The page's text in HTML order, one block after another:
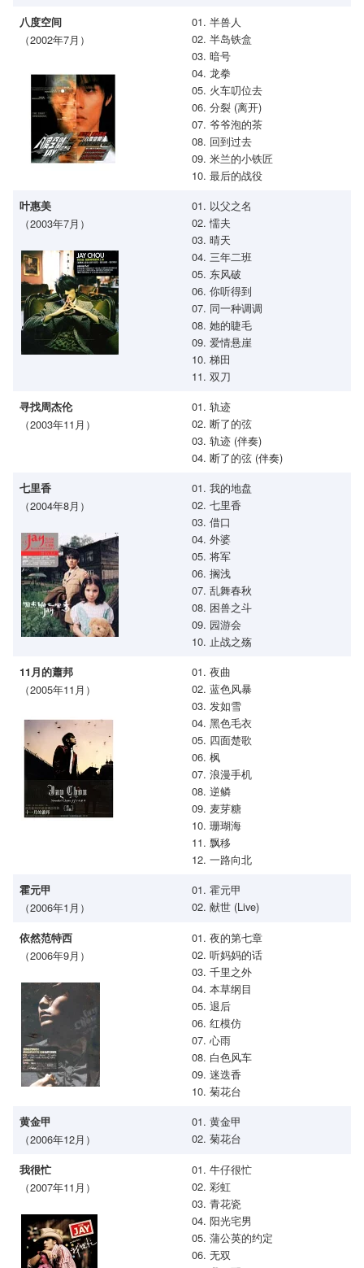
八度空间
（2002年7月）
01. 半兽人
02. 半岛铁盒
03. 暗号
04. 龙拳
05. 火车叨位去
06. 分裂 (离开)
07. 爷爷泡的茶
08. 回到过去
09. 米兰的小铁匠
10. 最后的战役
叶惠美
（2003年7月）
01. 以父之名
02. 懦夫
03. 晴天
04. 三年二班
05. 东风破
06. 你听得到
07. 同一种调调
08. 她的睫毛
09. 爱情悬崖
10. 梯田
11. 双刀
寻找周杰伦
（2003年11月）
01. 轨迹
02. 断了的弦
03. 轨迹 (伴奏)
04. 断了的弦 (伴奏)
七里香
（2004年8月）
01. 我的地盘
02. 七里香
03. 借口
04. 外婆
05. 将军
06. 搁浅
07. 乱舞春秋
08. 困兽之斗
09. 园游会
10. 止战之殇
11月的蕭邦
（2005年11月）
01. 夜曲
02. 蓝色风暴
03. 发如雪
04. 黑色毛衣
05. 四面楚歌
06. 枫
07. 浪漫手机
08. 逆鳞
09. 麦芽糖
10. 珊瑚海
11. 飘移
12. 一路向北
霍元甲
（2006年1月）
01. 霍元甲
02. 献世 (Live)
依然范特西
（2006年9月）
01. 夜的第七章
02. 听妈妈的话
03. 千里之外
04. 本草纲目
05. 退后
06. 红模仿
07. 心雨
08. 白色风车
09. 迷迭香
10. 菊花台
黄金甲
（2006年12月）
01. 黄金甲
02. 菊花台
我很忙
（2007年11月）
01. 牛仔很忙
02. 彩虹
03. 青花瓷
04. 阳光宅男
05. 蒲公英的约定
06. 无双